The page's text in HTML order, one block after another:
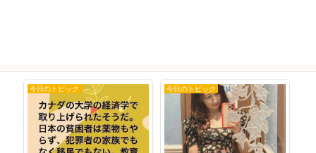
今日のトピック 今日のトピック